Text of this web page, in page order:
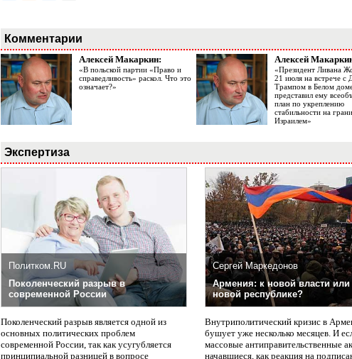
Комментарии
Алексей Макаркин:
«В польской партии «Право и
справедливость» раскол. Что это
означает?»
Алексей
«Президент Ливана
21 июля на встрече с
Трампом в Белом
представил ему
план по укреплению
стабильности на
Израилем»
Экспертиза
Политком.RU
Поколенческий разрыв в
современной России
Поколенческий разрыв является одной из
основных политических проблем
современной России, так как усугубляется
принципиальной разницей в вопросе
Сергей Маркедонов
Армения: к новой власти или
новой республике?
Внутриполитический кризис в
бушует уже несколько месяцев. И
массовые антиправительственные
начавшиеся, как реакция на